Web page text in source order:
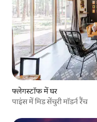
फ्लेगस्टॉफ में घर
पाइंस में मिड सेंचुरी मॉडर्न रैंच